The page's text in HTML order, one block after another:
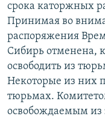
срока каторжных
Принимая во
распоряжения
Сибирь отменена,
освободить из
Некоторые из них
тюрьмах.
освобождаемым